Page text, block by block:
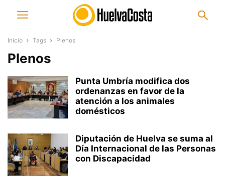
Inicio Tags Plenos
Plenos
Punta Umbría modifica dos
ordenanzas en favor de la
atención a los animales
domésticos
Diputación de Huelva se suma al
Día Internacional de las Personas
con Discapacidad